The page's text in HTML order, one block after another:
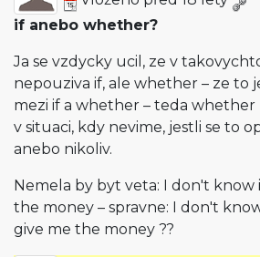
if anebo whether?
Ja se vzdycky ucil, ze v
nepouziva if, ale whether – ze to
mezi if a whether – teda whether
v situaci, kdy nevime, jestli se to
anebo nikoliv.
Nemela by byt veta: I don't know
the money – spravne: I don't
give me the money ??